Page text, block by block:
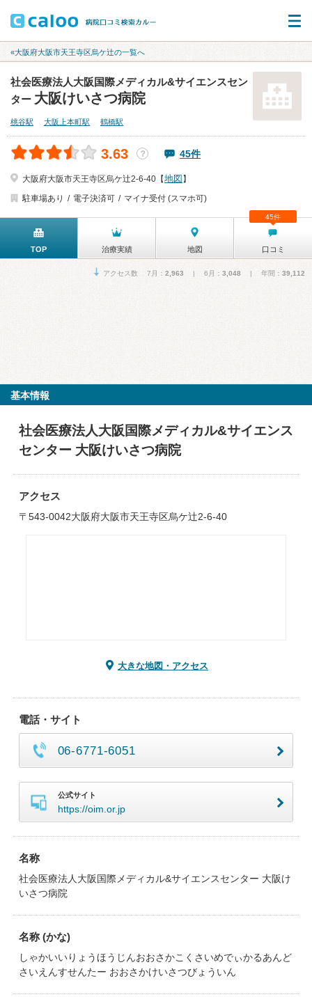
«大阪府大阪市天王寺区烏ケ辻の一覧へ
社会医療法人大阪国際メディカル&サイエンスセン
ター 大阪けいさつ病院
桃谷駅 大阪上本町駅 鶴橋駅
3.63 ？ 45件
大阪府大阪市天王寺区烏ケ辻2-6-40【地図 】
駐車場あり
電子決済可 マイナ受付 (スマホ可)
TOP 治療実績 地図 口コミ
45件
アクセス数 7月： 2,963 | 6月： 3,048 | 年間： 39,112
基本情報
社会医療法人大阪国際メディカル&サイエンス
センター 大阪けいさつ病院
アクセス
〒543-0042大阪府大阪市天王寺区烏ケ辻2-6-40
大きな地図・アクセス
電話・サイト
06-6771-6051
公式サイト
https://oim.or.jp
名称
社会医療法人大阪国際メディカル&サイエンスセンター 大阪け
いさつ病院
名称 (かな)
しゃかいいりょうほうじんおおさかこくさいめでぃかるあんど
さいえんすせんたー おおさかけいさつびょういん